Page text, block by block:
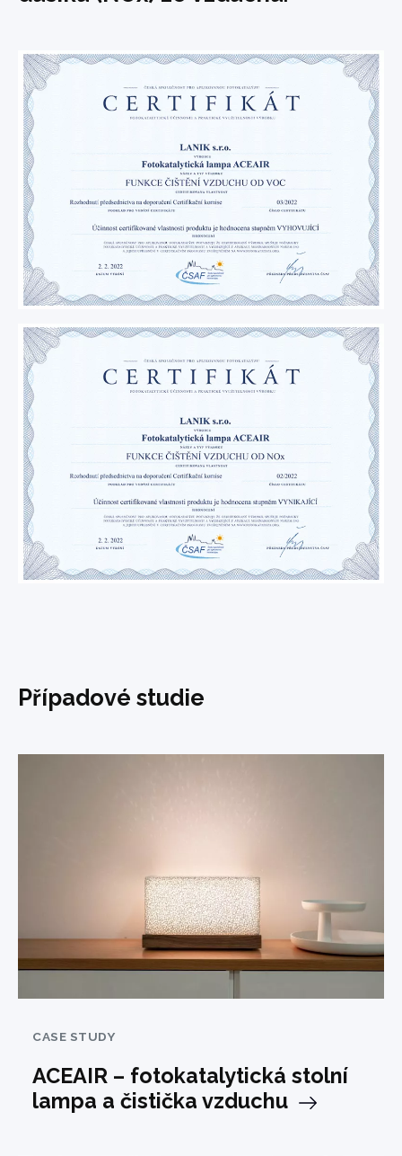
Případové studie
CASE STUDY
ACEAIR – fotokatalytická stolní
lampa a čistička vzduchu